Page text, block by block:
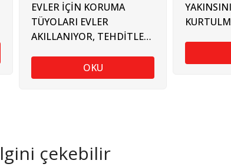
EVLER İÇİN KORUMA
TÜYOLARI EVLER
AKILLANIYOR, TEHDİTLER
OKU
çekebilir